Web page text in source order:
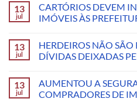
13
jul
CARTÓRIOS DEVEM
IMÓVEIS ÀS
13
jul
HERDEIROS NÃO SÃO
DÍVIDAS DEIXADAS
13
jul
AUMENTOU A
COMPRADORES DE